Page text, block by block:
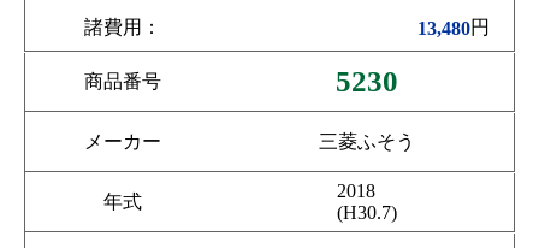
諸費用： 13,480円
商品番号 5230
メーカー 三菱ふそう
年式
2018
(H30.7)